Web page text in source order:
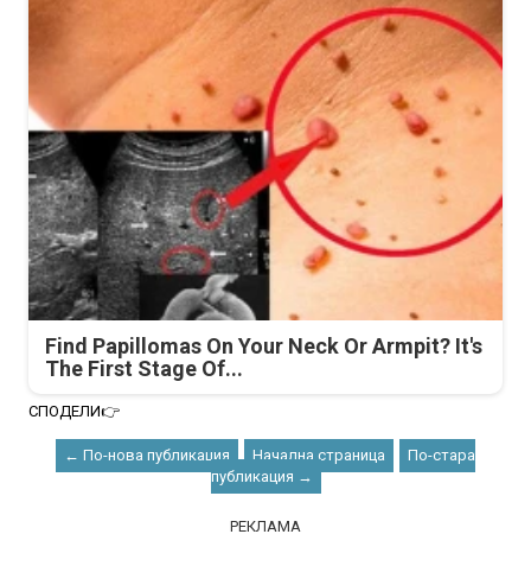
Find Papillomas On Your Neck Or Armpit? It's
The First Stage Of...
СПОДЕЛИ👉
← По-нова публикация Начална страница
По-стара
публикация →
РЕКЛАМА